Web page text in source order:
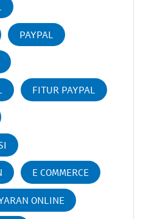
PAYPAL
FITUR PAYPAL
E COMMERCE
ONLINE